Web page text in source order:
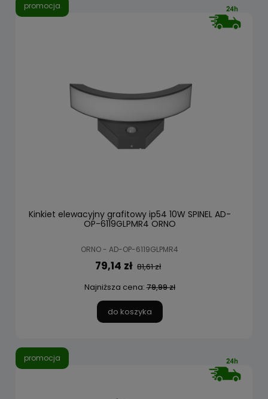
Kinkiet elewacyjny grafitowy ip54 10W SPINEL AD-
OP-6119GLPMR4 ORNO
ORNO - AD-OP-6119GLPMR4
79,14 zł 81,61 zł
Najniższa cena:79,99 zł
do koszyka
promocja
promocja